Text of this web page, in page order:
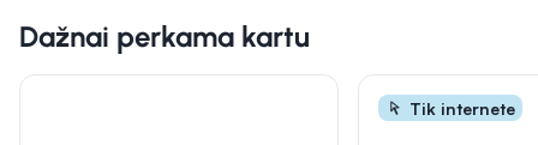
Dažnai perkama kartu
Tik internete